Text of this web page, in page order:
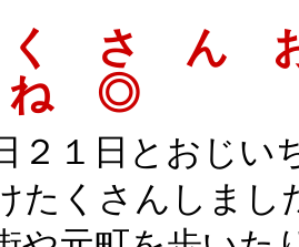
く さ ん
ね ◎
２１日とおじ
たくさんしまし